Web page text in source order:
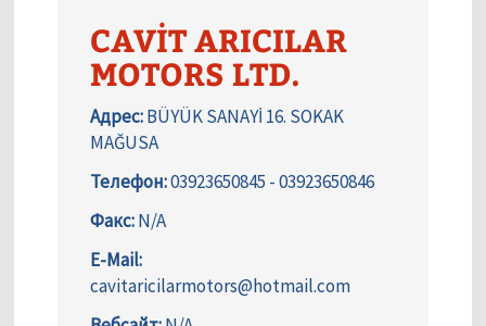
CAVİT ARICILAR
MOTORS LTD.
Адрес:BÜYÜK SANAYİ 16. SOKAK
MAĞUSA
Телефон:03923650845 - 03923650846
Факс:N/A
E-Mail:
cavitaricilarmotors@hotmail.com